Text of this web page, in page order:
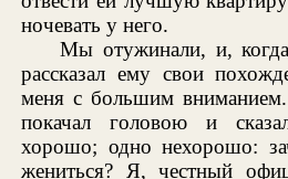
ночевать у него.
Мы отужинали, и,
рассказал ему свои
меня с большим
покачал головою и
хорошо; одно нехорошо:
жениться? Я, честный